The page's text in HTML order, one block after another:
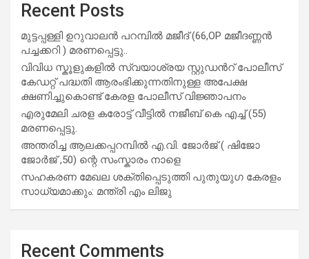
Recent Posts
മുട്ടപ്പള്ളി ഉറുവാലൻ പറമ്പിൽ മജീദ് (66,OP മജീദണ്ണൻ
പച്ചക്കറി ) മരണപ്പെട്ടു..
വിവിധ സ്കൂളുകളില്‍ സ്വയാശ്രയ സ്റ്റുഡന്‍റ് പോലീസ്
കേഡറ്റ് പദ്ധതി ആരംഭിക്കുന്നതിനുള്ള അപേക്ഷ
ക്ഷണിച്ചുകൊണ്ട് കേരള പോലീസ് വിജ്ഞാപനം
എരുമേലി ചരള കരോട്ട് വീട്ടിൽ നജീബ് കെ എച്ച് (55)
മരണപ്പെട്ടു.
അന്തരിച്ച ആ​ല​ക്ക​പ്പ​റമ്പിൽ​ എ.​വി. ജോ​ർ​ജ് ( ഷിജോ
ജോർജ് ,50) ന്റെ സംസ്കാരം നാളെ
സഹകരണ മേഖല ശക്തിപ്പെടുത്തി പുതുയുഗ കേരളം
സാധ്യമാക്കും: മന്ത്രി എം ലിജു
Recent Comments